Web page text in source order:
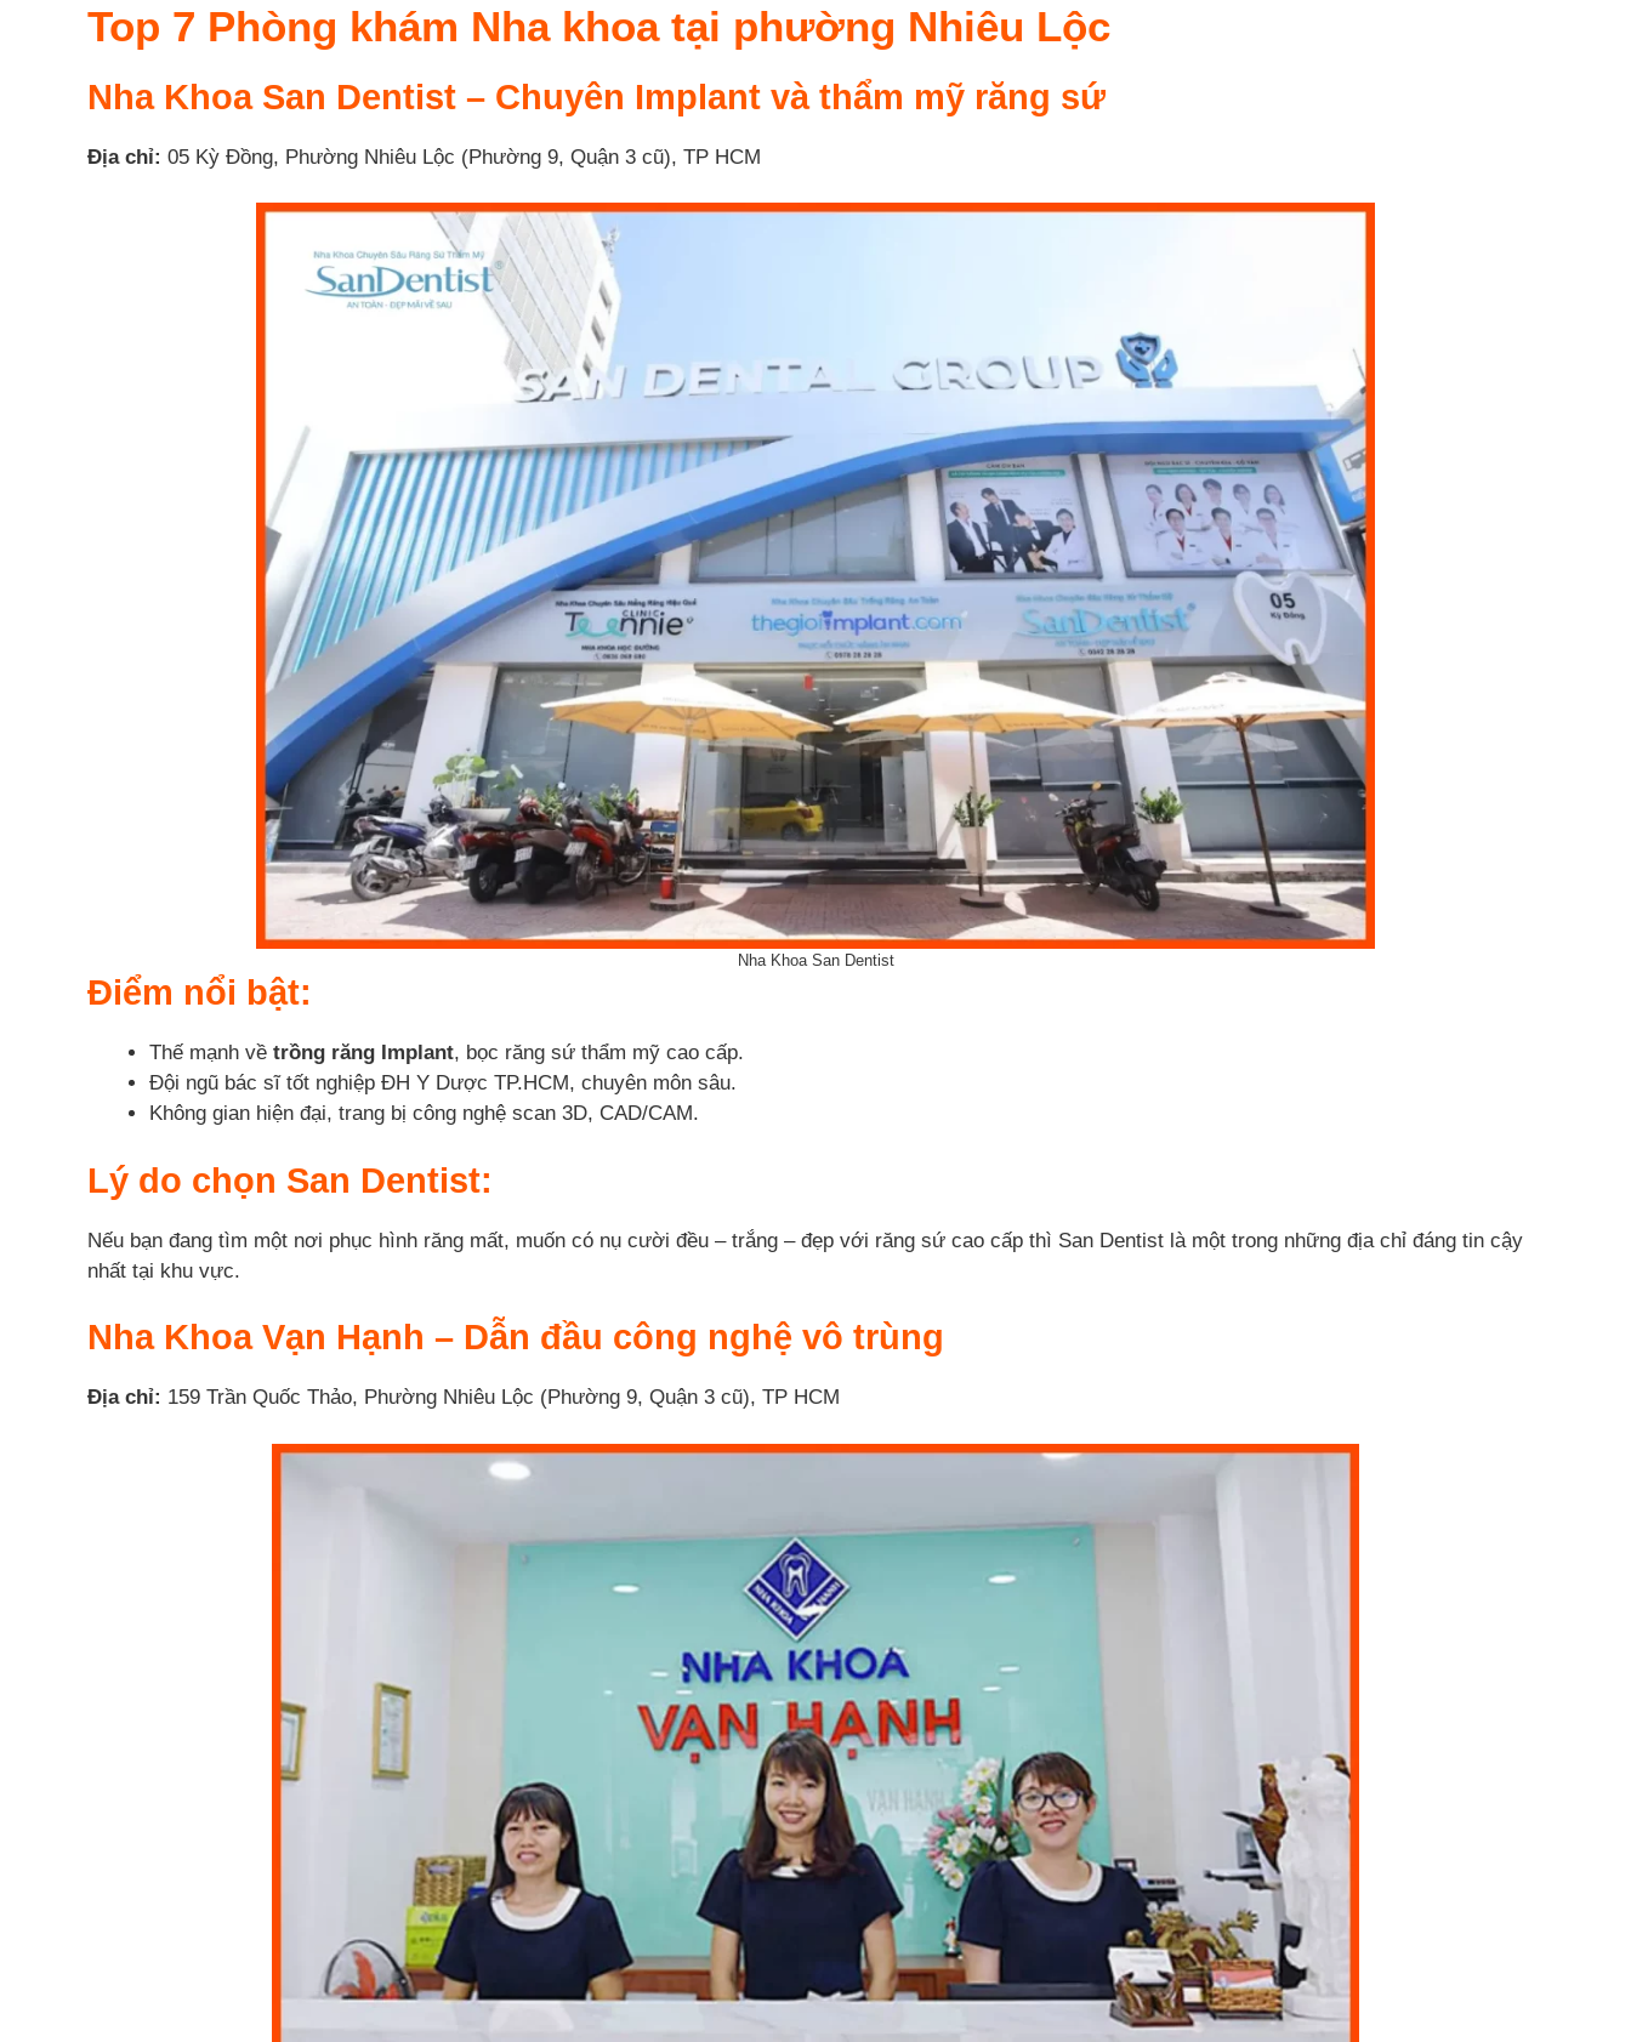
Top 7 Phòng khám Nha khoa tại phường Nhiêu Lộc
Nha Khoa San Dentist – Chuyên Implant và thẩm mỹ răng sứ
Địa chỉ: 05 Kỳ Đồng, Phường Nhiêu Lộc (Phường 9, Quận 3 cũ), TP HCM
Nha Khoa San Dentist
Điểm nổi bật:
Thế mạnh về trồng răng Implant, bọc răng sứ thẩm mỹ cao cấp.
Đội ngũ bác sĩ tốt nghiệp ĐH Y Dược TP.HCM, chuyên môn sâu.
Không gian hiện đại, trang bị công nghệ scan 3D, CAD/CAM.
Lý do chọn San Dentist:
Nếu bạn đang tìm một nơi phục hình răng mất, muốn có nụ cười đều – trắng – đẹp với răng sứ cao cấp thì San Dentist là một trong những địa chỉ đáng tin cậy
nhất tại khu vực.
Nha Khoa Vạn Hạnh – Dẫn đầu công nghệ vô trùng
Địa chỉ: 159 Trần Quốc Thảo, Phường Nhiêu Lộc (Phường 9, Quận 3 cũ), TP HCM